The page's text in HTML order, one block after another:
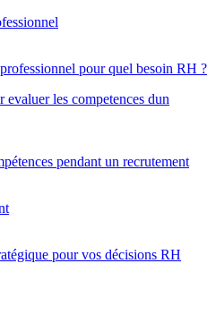
pour quel besoin RH ?
pendant un recrutement
pour vos décisions RH